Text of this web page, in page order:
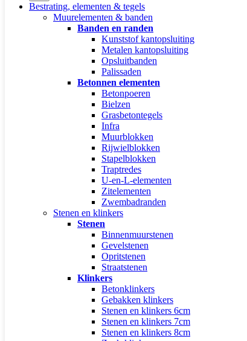
Bestrating, elementen & tegels
Muurelementen & banden
Banden en randen
Kunststof kantopsluiting
Metalen kantopsluiting
Opsluitbanden
Palissaden
Betonnen elementen
Betonpoeren
Bielzen
Grasbetontegels
Infra
Muurblokken
Rijwielblokken
Stapelblokken
Traptredes
U-en-L-elementen
Zitelementen
Zwembadranden
Stenen en klinkers
Stenen
Binnenmuurstenen
Gevelstenen
Opritstenen
Straatstenen
Klinkers
Betonklinkers
Gebakken klinkers
Stenen en klinkers 6cm
Stenen en klinkers 7cm
Stenen en klinkers 8cm